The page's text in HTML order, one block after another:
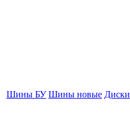
Шины БУ Шины новые Диски